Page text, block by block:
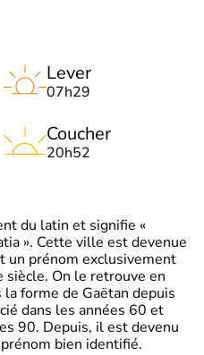
Lever
07h29
Coucher
20h52
du latin et signifie «
». Cette ville est devenue
un prénom exclusivement
On le retrouve en
la forme de Gaëtan depuis
dans les années 60 et
90. Depuis, il est devenu
bien identifié.